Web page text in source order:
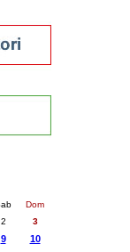
Dom
2 3
9 10